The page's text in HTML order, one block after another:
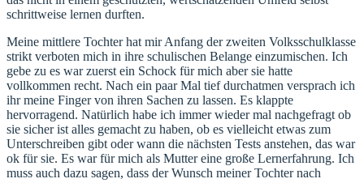
schrittweise lernen durften.
Meine mittlere Tochter hat mir Anfang der zweiten Volksschulklasse
strikt verboten mich in ihre schulischen Belange einzumischen. Ich
gebe zu es war zuerst ein Schock für mich aber sie hatte
vollkommen recht. Nach ein paar Mal tief durchatmen versprach ich
ihr meine Finger von ihren Sachen zu lassen. Es klappte
hervorragend. Natürlich habe ich immer wieder mal nachgefragt ob
sie sicher ist alles gemacht zu haben, ob es vielleicht etwas zum
Unterschreiben gibt oder wann die nächsten Tests anstehen, das war
ok für sie. Es war für mich als Mutter eine große Lernerfahrung. Ich
muss auch dazu sagen, dass der Wunsch meiner Tochter nach